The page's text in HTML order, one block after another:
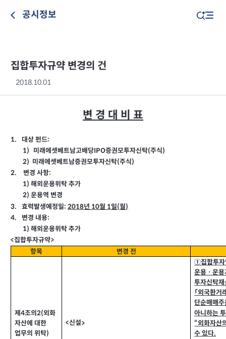
공시정보
집합투자규약 변경의 건
2018.10.01
변 경 대 비 표
1.
대상 펀드:
1)
미래에셋베트남고배당IPO증권모투자신탁(주식)
2) 미래에셋베트남증권모투자신탁(주식)
2.
변경 사항:
1) 해외운용위탁 추가
2) 운용역 변경
3.
효력발생예정일: 2018년 10월 1일(월)
4.
변경 내용:
1) 해외운용위탁 추가
<집합투자규약>
항목
변경 전
제4조의2(외화
자산에 대한
업무의 위탁)
<신설>
①집합투자
운용ㆍ운
투자신탁
「외국환거
단순매매
아니하는
“외화자산
수 있다.